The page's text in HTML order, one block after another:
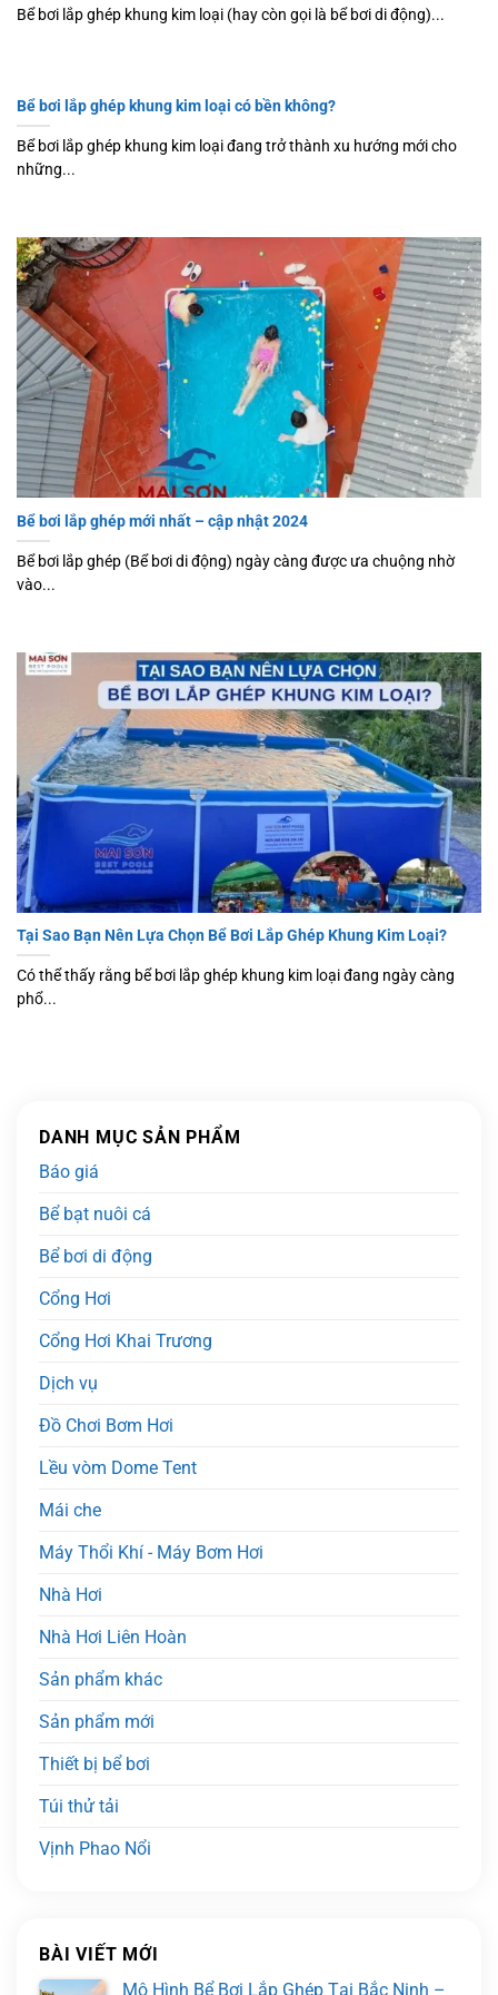
Bể bơi lắp ghép khung kim loại (hay còn gọi là bể bơi di động)...
Bể bơi lắp ghép khung kim loại có bền không?
Bể bơi lắp ghép khung kim loại đang trở thành xu hướng mới cho
những...
Bể bơi lắp ghép mới nhất – cập nhật 2024
Bể bơi lắp ghép (Bể bơi di động) ngày càng được ưa chuộng nhờ
vào...
Tại Sao Bạn Nên Lựa Chọn Bể Bơi Lắp Ghép Khung Kim Loại?
Có thể thấy rằng bể bơi lắp ghép khung kim loại đang ngày càng
phổ...
DANH MỤC SẢN PHẨM
Báo giá
Bể bạt nuôi cá
Bể bơi di động
Cổng Hơi
Cổng Hơi Khai Trương
Dịch vụ
Đồ Chơi Bơm Hơi
Lều vòm Dome Tent
Mái che
Máy Thổi Khí - Máy Bơm Hơi
Nhà Hơi
Nhà Hơi Liên Hoàn
Sản phẩm khác
Sản phẩm mới
Thiết bị bể bơi
Túi thử tải
Vịnh Phao Nổi
BÀI VIẾT MỚI
Mô Hình Bể Bơi Lắp Ghép Tại Bắc Ninh –